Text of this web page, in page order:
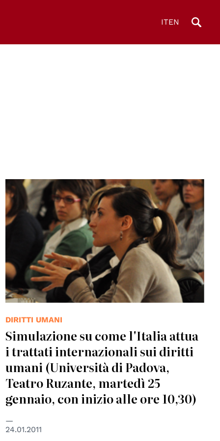
ITEN
© Centro Diritti Umani - Università di Padova
DIRITTI UMANI
Simulazione su come l'Italia attua
i trattati internazionali sui diritti
umani (Università di Padova,
Teatro Ruzante, martedì 25
gennaio, con inizio alle ore 10,30)
24.01.2011